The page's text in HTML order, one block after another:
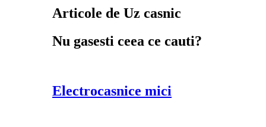
Articole de Uz casnic
Nu gasesti ceea ce cauti?
Electrocasnice mici